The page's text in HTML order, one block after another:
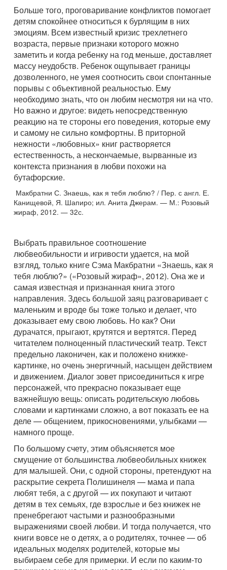
Больше того, проговаривание конфликтов помогает
детям спокойнее относиться к бурлящим в них
эмоциям. Всем известный кризис трехлетнего
возраста, первые признаки которого можно
заметить и когда ребенку на год меньше, доставляет
массу неудобств. Ребенок ощупывает границы
дозволенного, не умея соотносить свои спонтанные
порывы с объективной реальностью. Ему
необходимо знать, что он любим несмотря ни на что.
Но важно и другое: видеть непосредственную
реакцию на те стороны его поведения, которые ему
и самому не сильно комфортны. В приторной
нежности «любовных» книг растворяется
естественность, а нескончаемые, вырванные из
контекста признания в любви похожи на
бутафорские.
Макбратни С. Знаешь, как я тебя люблю? / Пер. с англ. Е.
Канищевой, Я. Шапиро; ил. Анита Джерам. — М.: Розовый
жираф, 2012. — 32с.
Выбрать правильное соотношение
любвеобильности и игривости удается, на мой
взгляд, только книге Сэма Макбратни «Знаешь, как я
тебя люблю?» («Розовый жираф», 2012). Она же и
самая известная и признанная книга этого
направления. Здесь большой заяц разговаривает с
маленьким и вроде бы тоже только и делает, что
доказывает ему свою любовь. Но как? Они
дурачатся, прыгают, крутятся и вертятся. Перед
читателем полноценный пластический театр. Текст
предельно лаконичен, как и положено книжке-
картинке, но очень энергичный, насыщен действием
и движением. Диалог зовет присоединиться к игре
персонажей, что прекрасно показывает еще
важнейшую вещь: описать родительскую любовь
словами и картинками сложно, а вот показать ее на
деле — общением, прикосновениями, улыбками —
намного проще.
По большому счету, этим объясняется мое
смущение от большинства любвеобильных книжек
для малышей. Они, с одной стороны, претендуют на
раскрытие секрета Полишинеля — мама и папа
любят тебя, а с другой — их покупают и читают
детям в тех семьях, где взрослые и без книжек не
пренебрегают частыми и разнообразными
выражениями своей любви. И тогда получается, что
книги вовсе не о детях, а о родителях, точнее — об
идеальных моделях родителей, которые мы
выбираем себе для примерки. И если по каким-то